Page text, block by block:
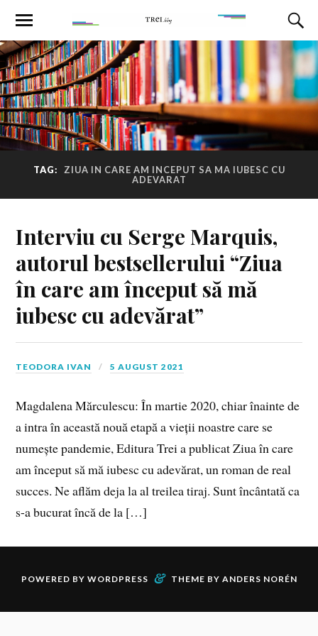
TAG:
ZIUA IN CARE AM INCEPUT SA MA IUBESC CU
ADEVARAT
Interviu cu Serge Marquis,
autorul bestsellerului “Ziua
în care am început să mă
iubesc cu adevărat”
TEODORA IVAN 5 AUGUST 2021
Magdalena Mărculescu: În martie 2020, chiar înainte de
a intra în această nouă etapă a vieții noastre care se
numește pandemie, Editura Trei a publicat Ziua în care
am început să mă iubesc cu adevărat, un roman de real
succes. Ne aflăm deja la al treilea tiraj. Sunt încântată ca
s-a bucurat încă de la […]
POWERED BY WORDPRESS & THEME BY ANDERS NORÉN